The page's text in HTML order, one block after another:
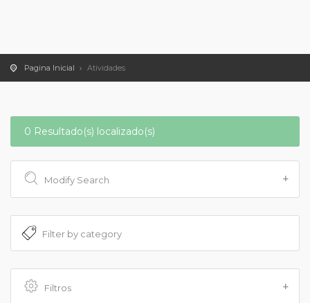
Pagina Inicial Atividades
0 Resultado(s) localizado(s)
Modify Search
Filtros